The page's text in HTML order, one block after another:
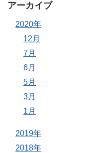
アーカイブ
2020年
12月
7月
6月
5月
3月
1月
2019年
2018年